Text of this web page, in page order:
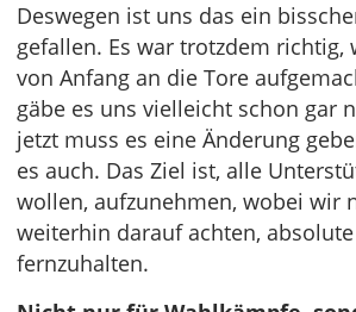
Deswegen ist uns das ein
gefallen. Es war trotzdem richtig,
von Anfang an die Tore
gäbe es uns vielleicht schon gar
jetzt muss es eine Änderung
es auch. Das Ziel ist, alle
wollen, aufzunehmen, wobei wir
weiterhin darauf achten,
fernzuhalten.